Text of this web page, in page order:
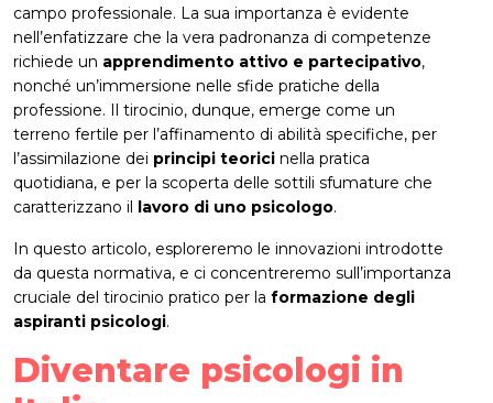
campo professionale. La sua importanza è evidente
nell’enfatizzare che la vera padronanza di competenze
richiede un apprendimento attivo e partecipativo,
nonché un’immersione nelle sfide pratiche della
professione. Il tirocinio, dunque, emerge come un
terreno fertile per l’affinamento di abilità specifiche, per
l’assimilazione dei principi teorici nella pratica
quotidiana, e per la scoperta delle sottili sfumature che
caratterizzano il lavoro di uno psicologo.
In questo articolo, esploreremo le innovazioni introdotte
da questa normativa, e ci concentreremo sull’importanza
cruciale del tirocinio pratico per la formazione degli
aspiranti psicologi.
Diventare psicologi in